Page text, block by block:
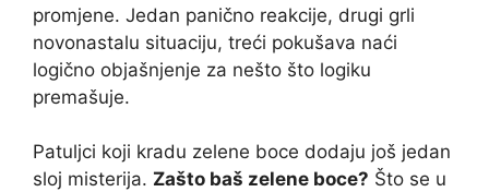
promjene. Jedan panično reakcije, drugi grli
novonastalu situaciju, treći pokušava naći
logično objašnjenje za nešto što logiku
premašuje.
Patuljci koji kradu zelene boce dodaju još jedan
sloj misterija. Zašto baš zelene boce? Što se u